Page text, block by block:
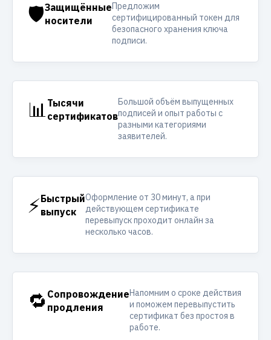
🛡️Защищённые
носители
Предложим
сертифицированный токен для
безопасного хранения ключа
подписи.
📊 Тысячи
сертификатов
Большой объём выпущенных
подписей и опыт работы с
разными категориями
заявителей.
⚡Быстрый
выпуск
Оформление от 30 минут, а при
действующем сертификате
перевыпуск проходит онлайн за
несколько часов.
🔁 Сопровождение
продления
Напомним о сроке действия
и поможем перевыпустить
сертификат без простоя в
работе.